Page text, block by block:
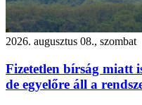
2026. augusztus 08., szombat
Fizetetlen bírság miatt
de egyelőre áll a